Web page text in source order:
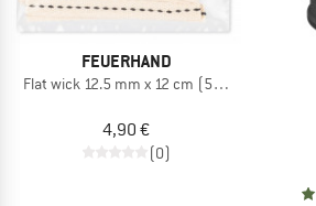
FEUERHAND
Flat wick 12.5 mm x 12 cm (5 pcs)
4,90 €
(0)